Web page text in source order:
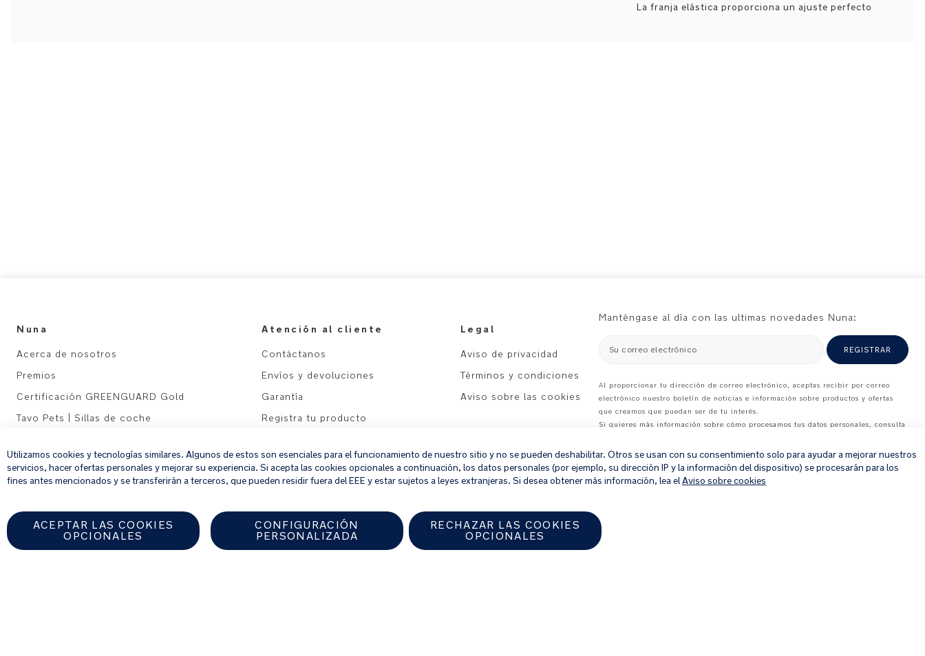
La franja elástica proporciona un ajuste perfecto
Nuna
Acerca de nosotros
Premios
Certificación GREENGUARD Gold
Tavo Pets | Sillas de coche
Atención al cliente
Contáctanos
Envíos y devoluciones
Garantía
Registra tu producto
Legal
Aviso de privacidad
Términos y condiciones
Aviso sobre las cookies
Manténgase al día con las ultimas novedades Nuna:
Su correo electrónico REGISTRAR
Al proporcionar tu dirección de correo electrónico, aceptas recibir por correo
electrónico nuestro boletín de noticias e información sobre productos y ofertas
que creamos que puedan ser de tu interés.
Si quieres más información sobre cómo procesamos tus datos personales, consulta
Utilizamos cookies y tecnologías similares. Algunos de estos son esenciales para el funcionamiento de nuestro sitio y no se pueden deshabilitar. Otros se usan con su consentimiento solo para ayudar a mejorar nuestros
servicios, hacer ofertas personales y mejorar su experiencia. Si acepta las cookies opcionales a continuación, los datos personales (por ejemplo, su dirección IP y la información del dispositivo) se procesarán para los
fines antes mencionados y se transferirán a terceros, que pueden residir fuera del EEE y estar sujetos a leyes extranjeras. Si desea obtener más información, lea elAviso sobre cookies
ACEPTAR LAS COOKIES
OPCIONALES
CONFIGURACIÓN
PERSONALIZADA
RECHAZAR LAS COOKIES
OPCIONALES